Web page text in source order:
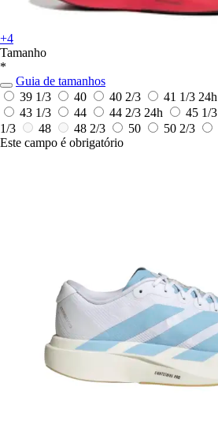
+4
Tamanho
*
Guia de tamanhos
39 1/3
40 40 2/3 41 1/3 24h
43 1/3
44 44 2/3 24h 45 1/3
1/3
48 48 2/3 50 50 2/3
Este campo é obrigatório